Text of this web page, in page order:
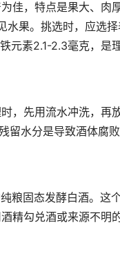
佳，特点是果大、
果。挑选时，应选
元素2.1-2.3毫克，是
，先用流水冲洗，再
留水分是导致酒体腐败
粮固态发酵白酒。这
精勾兑酒或来源不明